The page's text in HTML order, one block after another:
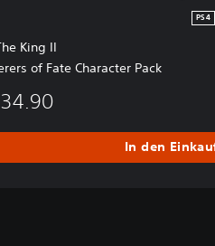
PS4
King II
of Fate Character Pack
34.90
In den